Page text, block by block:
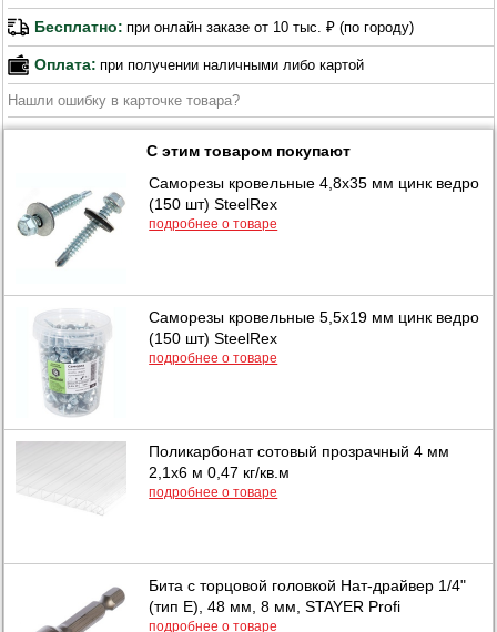
Бесплатно: при онлайн заказе от 10 тыс. ₽ (по городу)
Оплата: при получении наличными либо картой
Нашли ошибку в карточке товара?
С этим товаром покупают
Саморезы кровельные 4,8х35 мм цинк ведро
(150 шт) SteelRex
подробнее о товаре
Саморезы кровельные 5,5х19 мм цинк ведро
(150 шт) SteelRex
подробнее о товаре
Поликарбонат сотовый прозрачный 4 мм
2,1х6 м 0,47 кг/кв.м
подробнее о товаре
Бита с торцовой головкой Нат-драйвер 1/4"
(тип Е), 48 мм, 8 мм, STAYER Profi
подробнее о товаре